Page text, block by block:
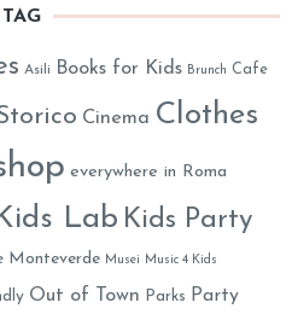
TAG
Asili Books for Kids Brunch Cafe
Cinema Clothes
everywhere in Roma
Kids Lab Kids Party
Monteverde Musei Music 4 Kids
Out of Town Parks
Party